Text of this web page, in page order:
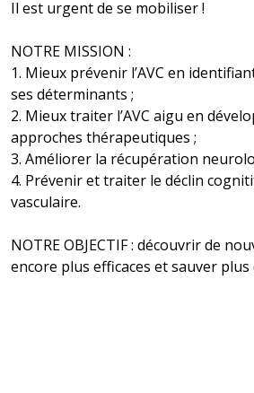
Il est urgent de se mobiliser !
NOTRE MISSION :
1. Mieux prévenir l’AVC en
ses déterminants ;
2. Mieux traiter l’AVC aigu en
approches thérapeutiques ;
3. Améliorer la récupération
4. Prévenir et traiter le déclin
vasculaire.
NOTRE OBJECTIF : découvrir de
encore plus efficaces et sauver plus